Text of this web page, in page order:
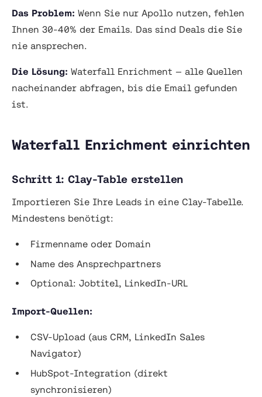
Das Problem: Wenn Sie nur Apollo nutzen, fehlen
Ihnen 30-40% der Emails. Das sind Deals die Sie
nie ansprechen.
Die Lösung: Waterfall Enrichment — alle Quellen
nacheinander abfragen, bis die Email gefunden
ist.
Waterfall Enrichment einrichten
Schritt 1: Clay-Table erstellen
Importieren Sie Ihre Leads in eine Clay-Tabelle.
Mindestens benötigt:
Firmenname oder Domain
Name des Ansprechpartners
Optional: Jobtitel, LinkedIn-URL
Import-Quellen:
CSV-Upload (aus CRM, LinkedIn Sales
Navigator)
HubSpot-Integration (direkt
synchronisieren)